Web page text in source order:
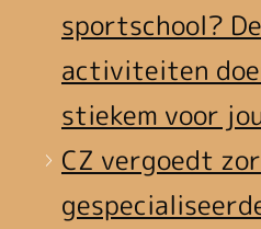
sportschool?
activiteiten
stiekem voor
CZ vergoedt